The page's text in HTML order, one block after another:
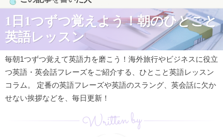
1日1つずつ覚えよう！朝のひとこと
英語レッスン
毎朝1つずつ覚えて英語力を磨こう！海外旅行やビジネスに役立
つ英語・英会話フレーズをご紹介する、ひとこと英語レッスン
コラム。 定番の英語フレーズや英語のスラング、英会話に欠か
せない挨拶などを、毎日更新！
Written by